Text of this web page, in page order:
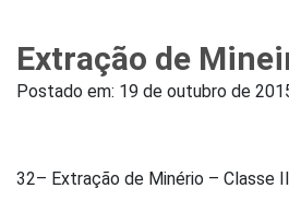
Extração de
Postado em: 19 de outubro de
32– Extração de Minério – Classe II